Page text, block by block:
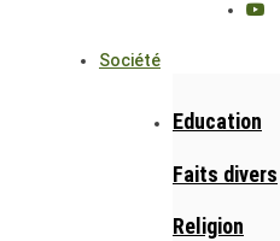
Société
Education
Faits divers
Religion